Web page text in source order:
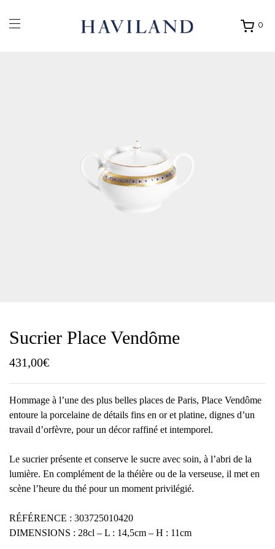
0
Ouvrir
Sucrier Place Vendôme
431,00€
Hommage à l’une des plus belles places de Paris, Place Vendôme
entoure la porcelaine de détails fins en or et platine, dignes d’un
travail d’orfèvre, pour un décor raffiné et intemporel.
Le sucrier présente et conserve le sucre avec soin, à l’abri de la
lumière. En complément de la théière ou de la verseuse, il met en
scène l’heure du thé pour un moment privilégié.
RÉFÉRENCE : 303725010420
DIMENSIONS : 28cl – L : 14,5cm – H : 11cm